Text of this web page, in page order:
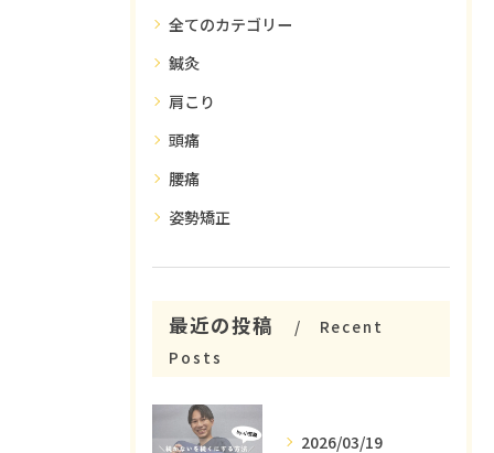
全てのカテゴリー
鍼灸
肩こり
頭痛
腰痛
姿勢矯正
最近の投稿
Recent
Posts
2026/03/19